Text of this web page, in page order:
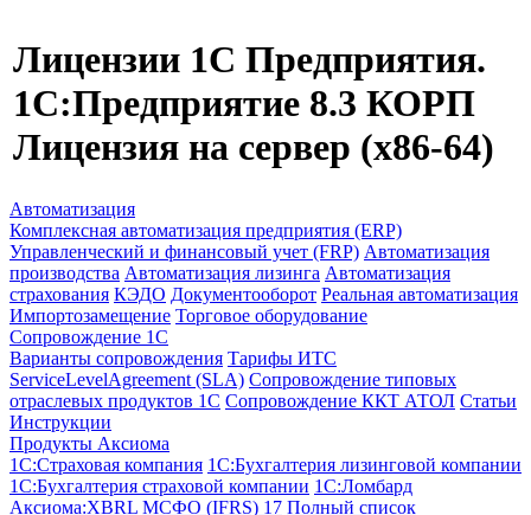
Лицензии 1С Предприятия.
1С:Предприятие 8.3 КОРП
Лицензия на сервер (x86-64)
Автоматизация
Комплексная автоматизация предприятия (ERP)
Управленческий и финансовый учет (FRP) Автоматизация
производства Автоматизация лизинга Автоматизация
страхования КЭДО Документооборот Реальная автоматизация
Импортозамещение Торговое оборудование
Сопровождение 1С
Варианты сопровождения Тарифы ИТС
ServiceLevelAgreement (SLA) Сопровождение типовых
отраслевых продуктов 1С Сопровождение ККТ АТОЛ Статьи
Инструкции
Продукты Аксиома
1С:Страховая компания 1С:Бухгалтерия лизинговой компании
1С:Бухгалтерия страховой компании 1С:Ломбард
Аксиома:XBRL МСФО (IFRS) 17 Полный список